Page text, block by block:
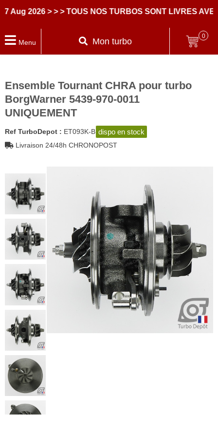
> > > TOUS NOS TURBOS SONT LIVRES AVEC
Menu Mon turbo
0
Ensemble Tournant CHRA pour turbo
BorgWarner 5439-970-0011
UNIQUEMENT
Ref TurboDepot : ET093K-B dispo en stock
Livraison 24/48h CHRONOPOST